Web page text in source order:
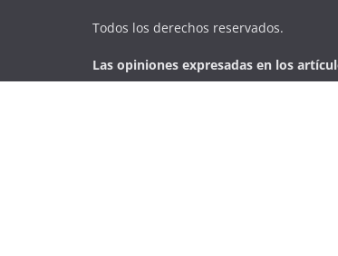
Todos los derechos reservados.
Las opiniones expresadas en los
el punto de vistade estaedición digital.